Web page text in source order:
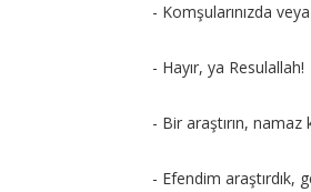
- Komşularınızda
- Hayır, ya Resulallah!
- Bir araştırın,
- Efendim araştırdık,